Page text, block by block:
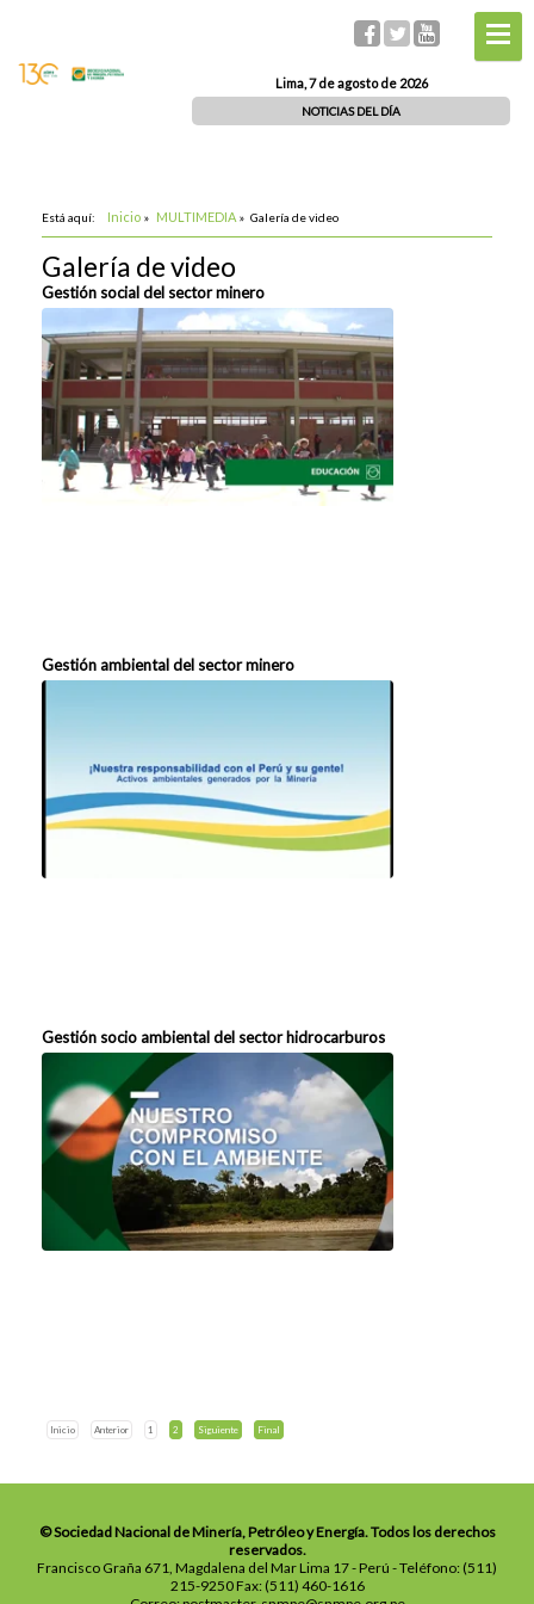
Lima, 7 de agosto de 2026
NOTICIAS DEL DÍA
Está aquí: Inicio » MULTIMEDIA » Galería de video
Galería de video
Gestión social del sector minero
Gestión ambiental del sector minero
Gestión socio ambiental del sector hidrocarburos
Inicio Anterior 1 2 Siguiente Final
© Sociedad Nacional de Minería, Petróleo y Energía. Todos los derechos
reservados.
Francisco Graña 671, Magdalena del Mar Lima 17 - Perú - Teléfono: (511)
215-9250 Fax: (511) 460-1616